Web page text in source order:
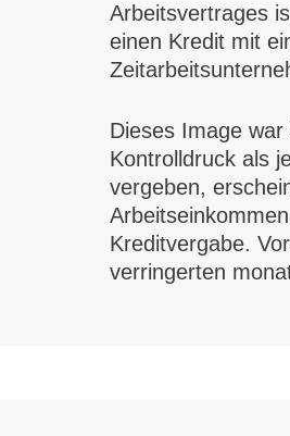
Arbeitsvertrages
einen Kredit mit
Dieses Image
Kontrolldruck als
vergeben,
Kreditvergabe.
verringerten